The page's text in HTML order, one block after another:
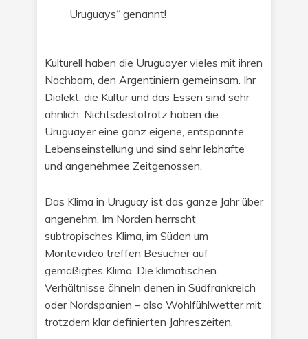
Uruguays“ genannt!
Kulturell haben die Uruguayer vieles mit ihren
Nachbarn, den Argentiniern gemeinsam. Ihr
Dialekt, die Kultur und das Essen sind sehr
ähnlich. Nichtsdestotrotz haben die
Uruguayer eine ganz eigene, entspannte
Lebenseinstellung und sind sehr lebhafte
und angenehmee Zeitgenossen.
Das Klima in Uruguay ist das ganze Jahr über
angenehm. Im Norden herrscht
subtropisches Klima, im Süden um
Montevideo treffen Besucher auf
gemäßigtes Klima. Die klimatischen
Verhältnisse ähneln denen in Südfrankreich
oder Nordspanien – also Wohlfühlwetter mit
trotzdem klar definierten Jahreszeiten.